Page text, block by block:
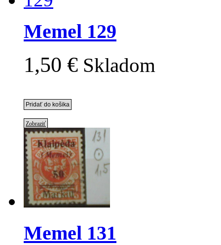
Memel 129
1,50 € Skladom
Zobraziť
Memel 131